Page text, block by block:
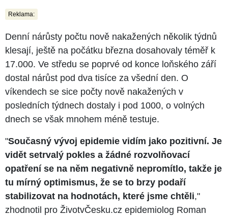
Reklama:
Denní nárůsty počtu nově nakažených několik týdnů
klesají, ještě na počátku března dosahovaly téměř k
17.000. Ve středu se poprvé od konce loňského září
dostal nárůst pod dva tisíce za všední den. O
víkendech se sice počty nově nakažených v
posledních týdnech dostaly i pod 1000, o volných
dnech se však mnohem méně testuje.
"Současný vývoj epidemie vidím jako pozitivní. Je
vidět setrvalý pokles a žádné rozvolňovací
opatření se na něm negativně nepromítlo, takže je
tu mírný optimismus, že se to brzy podaří
stabilizovat na hodnotách, které jsme chtěli,"
zhodnotil pro ŽivotvČesku.cz epidemiolog Roman